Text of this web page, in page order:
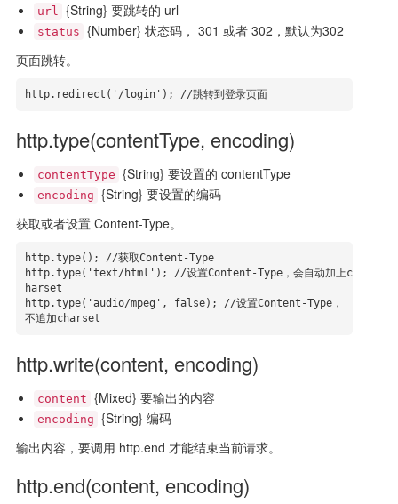
url {String} 要跳转的 url
status {Number} 状态码， 301 或者 302，默认为302
页面跳转。
http.redirect('/login'); //跳转到登录页面
http.type(contentType, encoding)
contentType {String} 要设置的 contentType
encoding {String} 要设置的编码
获取或者设置 Content-Type。
http.type(); //获取Content-Type
http.type('text/html'); //设置Content-Type，会自动加上c
harset
http.type('audio/mpeg', false); //设置Content-Type，
不追加charset
http.write(content, encoding)
content {Mixed} 要输出的内容
encoding {String} 编码
输出内容，要调用 http.end 才能结束当前请求。
http.end(content, encoding)